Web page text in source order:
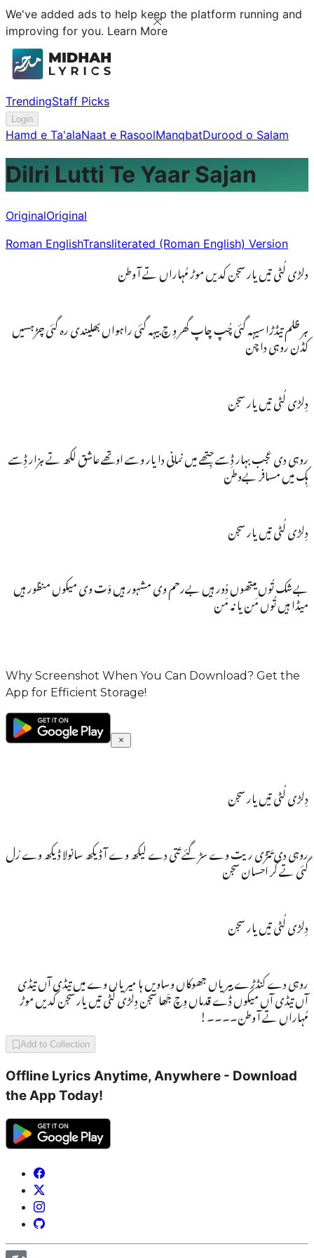
We've added ads to help keep the platform running and
improving for you. Learn More
TrendingStaff Picks
Login
Hamd e Ta'alaNaat e RasoolManqbatDurood o Salam
Dilri Lutti Te Yaar Sajan
OriginalOriginal
Roman EnglishTransliterated (Roman English) Version
دلڑی لُٹی تیں یار سجن کدیں موڑ مُہاراں تے آ وطن
ہر ظلم تیڈڑا سیہہ گئی چُپ چاپ گھر وِ چ بیہہ گئی راہواں بھلیندی رہ گئی چڑہسیں
کڈن روہی دا چن
دِلڑی لُٹی تیں یار سجن
روہی دی عجب بہار ڈِسے جِتھے میں نمانی دا یار وسے اوتھے عاشق لکھ تے ہزار ڈِسے
ہِک میں مسافر بےوطن
دِلڑی لُٹی تیں یار سجن
بےشک تُوں میتھوں دُور ہیں بےرحم وی مشہور ہیں وَت وی میکوں منظور ہیں
میڈا ہیں تُوں مَن یا نہ مَن
Why Screenshot When You Can Download? Get the
App for Efficient Storage!
دِلڑی لُٹی تیں یار سجن
روہی دی تَتڑی ریت وے سڑ گئے تَتی دے لیکھ وے آ ڈیکھ سانولا ڈیکھ وے رُل
گئی تے کر احسان سجن
دِلڑی لُٹی تیں یار سجن
روہی دے کنڈڑے بیریاں جھوکاں وساویں ہا میریاں وے میں تیڈی آں تیڈی
آں تیڈی آں میکوں ڈے قدماں وِچ جَھا سجن دِلڑی لُٹی تیں یار سجن کدیں موڑ
مُہاراں تے آ وطن۔۔۔۔!
Add to Collection
Offline Lyrics Anytime, Anywhere - Download
the App Today!